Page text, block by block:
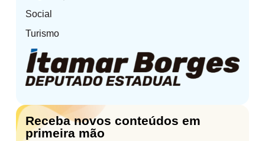
Social
Turismo
Receba novos conteúdos em
primeira mão